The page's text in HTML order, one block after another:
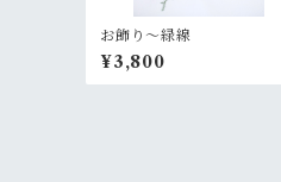
お飾り〜緑線
¥3,800